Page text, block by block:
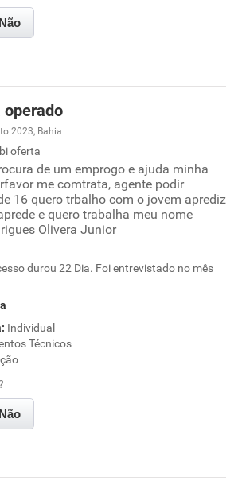
Não
operado
2023, Bahia
oferta
de um emprogo e ajuda minha
me comtrata, agente podir
16 quero trbalho com o jovem aprediz
e quero trabalha meu nome
Olivera Junior
durou 22 Dia. Foi entrevistado no mês
: Individual
Técnicos
Não